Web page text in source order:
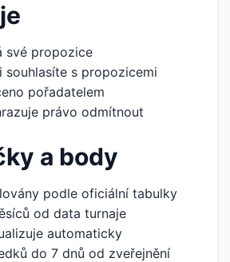
své propozice
souhlasíte s propozicemi
pořadatelem
právo odmítnout
a body
podle oficiální tabulky
od data turnaje
automaticky
do 7 dnů od zveřejnění